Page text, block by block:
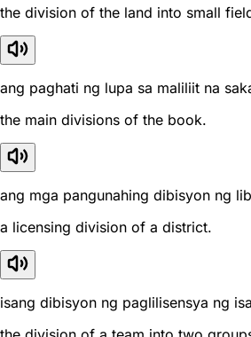
the division of the land into small
ang paghati ng lupa sa maliliit na
the main divisions of the book.
ang mga pangunahing dibisyon ng
a licensing division of a district.
isang dibisyon ng paglilisensya ng